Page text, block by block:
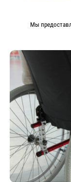
Мы